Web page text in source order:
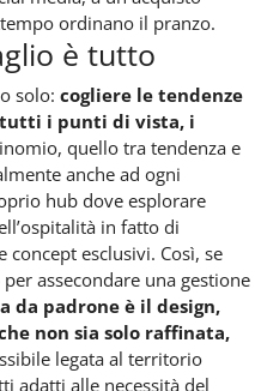
ordinano il pranzo.
è tutto
solo: cogliere le tendenze
i punti di vista, i
quello tra tendenza e
anche ad ogni
hub dove esplorare
in fatto di
esclusivi. Così, se
assecondare una gestione
da padrone è il design,
non sia solo raffinata,
legata al territorio
adatti alle necessità del